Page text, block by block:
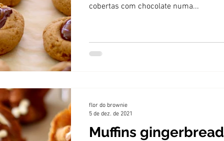
cobertas com chocolate numa...
Muffins gingerbread
flor do brownie
5 de dez. de 2021